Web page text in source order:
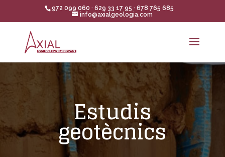
972 099 060 · 629 33 17 95 · 678 765 685
info@axialgeologia.com
Estudis
geotècnics